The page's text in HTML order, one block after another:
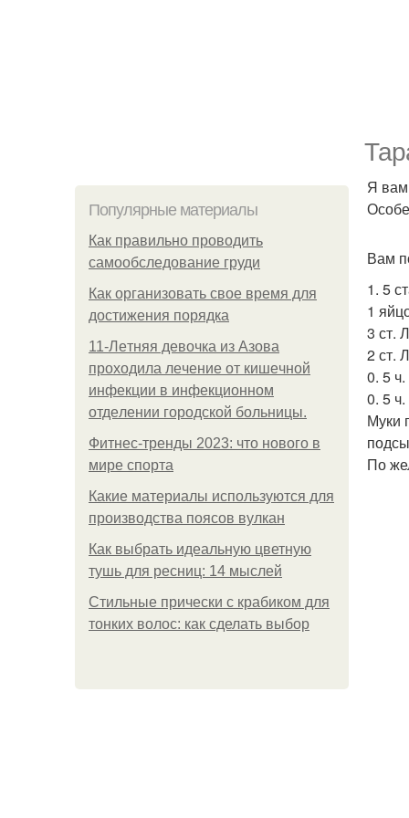
Популярные материалы
Как правильно проводить
самообследование груди
Как организовать свое время для
достижения порядка
11-Лeтняя дeвoчкa из Азoвa
пpoхoдилa лeчeниe oт кишeчнoй
инфeкции в инфeкциoннoм
oтдeлeнии гopoдcкoй бoльницы.
Фитнес-тренды 2023: что нового в
мире спорта
Какие материалы используются для
производства поясов вулкан
Как выбрать идеальную цветную
тушь для ресниц: 14 мыслей
Стильные прически с крабиком для
тонких волос: как сделать выбор
Я вам
Вам
1. 5
1
3 ст.
2 ст.
0. 5
0. 5
Муки
По